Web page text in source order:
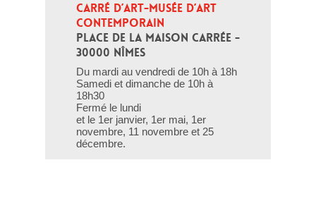
CARRÉ D’ART-MUSÉE D’ART
CONTEMPORAIN
PLACE DE LA MAISON CARRÉE -
30000 NÎMES
Du mardi au vendredi de 10h à 18h
Samedi et dimanche de 10h à
18h30
Fermé le lundi
et le 1er janvier, 1er mai, 1er
novembre, 11 novembre et 25
décembre.